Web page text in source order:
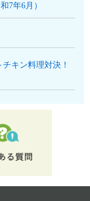
7年6月）
キン料理対決！